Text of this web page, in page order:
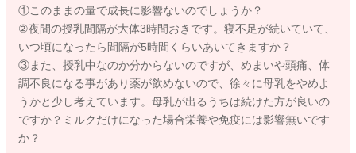
①このままの量で成長に影響ないのでしょうか？
②夜間の授乳間隔が大体3時間おきです。寝不足が続いていて、
いつ頃になったら間隔が5時間くらいあいてきますか？
③また、授乳中なのか分からないのですが、めまいや頭痛、体
調不良になる事があり薬が飲めないので、徐々に母乳をやめよ
うかと少し考えています。母乳が出るうちは続けた方が良いの
ですか？ミルクだけになった場合栄養や免疫には影響無いです
か？